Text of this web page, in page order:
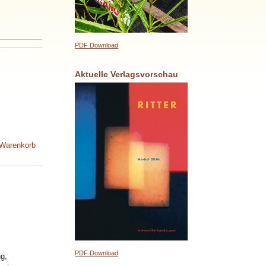
PDF Download
Aktuelle Verlagsvorschau
PDF Download